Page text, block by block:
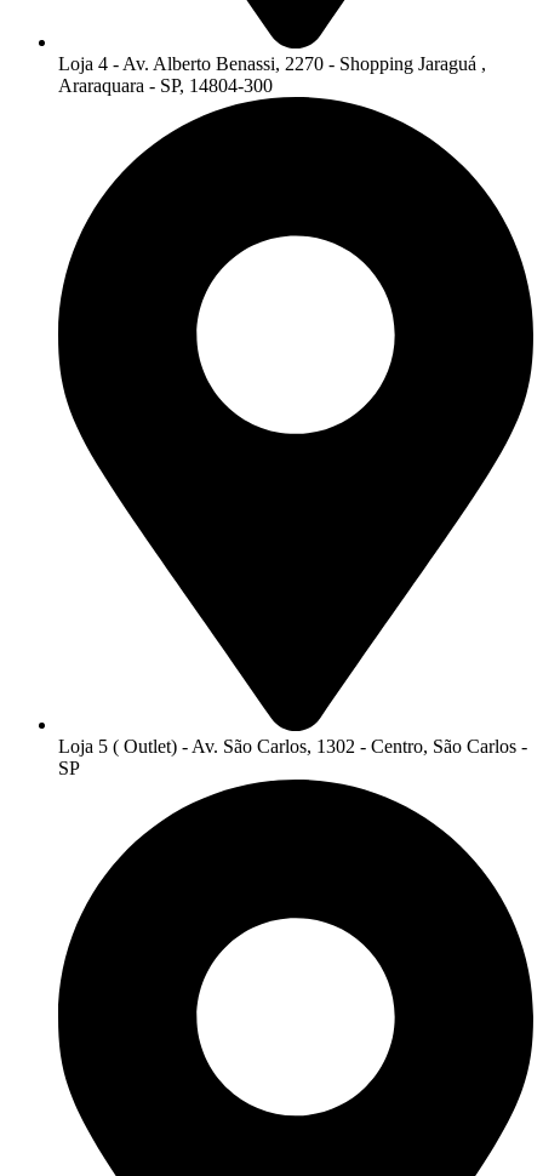
Loja 4 - Av. Alberto Benassi, 2270 - Shopping Jaraguá ,
Araraquara - SP, 14804-300
Loja 5 ( Outlet) - Av. São Carlos, 1302 - Centro, São Carlos -
SP